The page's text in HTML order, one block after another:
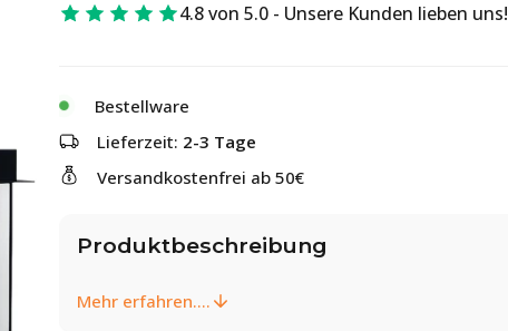
4.8 von 5.0 - Unsere Kunden lieben uns!
Bestellware
Lieferzeit: 2-3 Tage
Versandkostenfrei ab 50€
Produktbeschreibung
Mehr erfahren....